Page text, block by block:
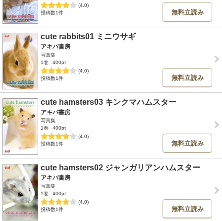
(4.0)
投稿数1件
無料立読み
cute rabbits01 ミニウサギ
アキバ書房
写真集
1巻
400pt
(4.0)
投稿数1件
無料立読み
cute hamsters03 キンクマハムスター
アキバ書房
写真集
1巻
400pt
(4.0)
投稿数1件
無料立読み
cute hamsters02 ジャンガリアンハムスター
アキバ書房
写真集
1巻
400pt
(4.0)
投稿数1件
無料立読み